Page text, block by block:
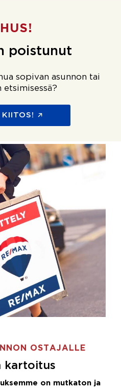
poistunut
sopivan asunnon tai
etsimisessä?
OSTAJALLE
kartoitus
on mutkaton ja